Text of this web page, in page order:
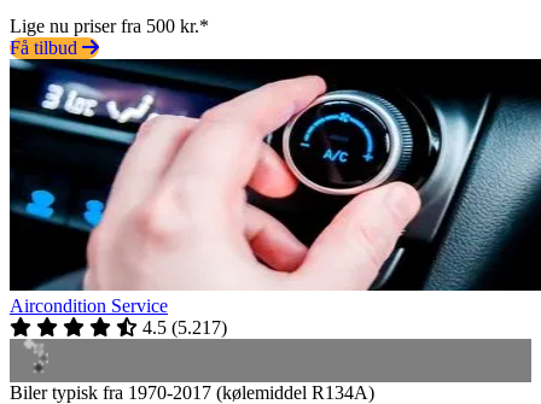
Lige nu priser fra 500 kr.*
Få tilbud
Aircondition Service
4.5 (5.217)
Biler typisk fra 1970-2017 (kølemiddel R134A)